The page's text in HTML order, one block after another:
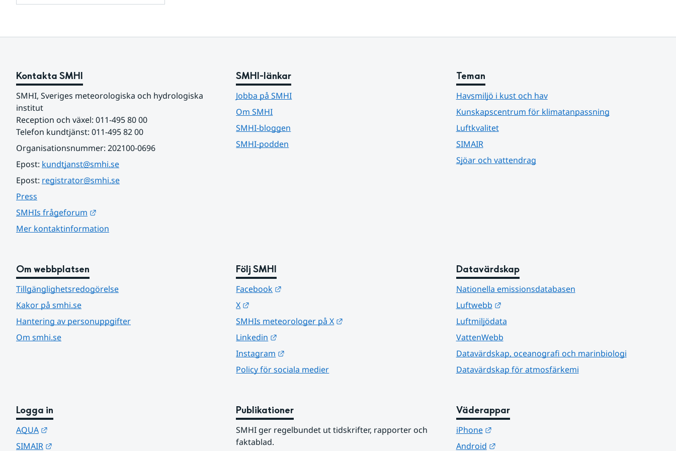
och
för
Kontakta SMHI
SMHI, Sveriges meteorologiska och hydrologiska
institut
Reception och växel: 011-495 80 00
Telefon kundtjänst: 011-495 82 00
Organisationsnummer: 202100-0696
Epost: kundtjanst@smhi.se
Epost: registrator@smhi.se
Press
SMHIs frågeforum
Mer kontaktinformation
SMHI-länkar
Jobba på SMHI
Om SMHI
SMHI-bloggen
SMHI-podden
Teman
Havsmiljö i kust och hav
Kunskapscentrum för klimatanpassning
Luftkvalitet
SIMAIR
Sjöar och vattendrag
Om webbplatsen
Tillgänglighetsredogörelse
Kakor på smhi.se
Hantering av personuppgifter
Om smhi.se
Följ SMHI
Facebook
X
SMHIs meteorologer på X
Linkedin
Instagram
Policy för sociala medier
Datavärdskap
Nationella emissionsdatabasen
Luftwebb
Länk till annan webbplats.
Luftmiljödata
VattenWebb
Datavärdskap, oceanografi och marinbiologi
Datavärdskap för atmosfärkemi
Logga in
AQUA
SIMAIR
Publikationer
SMHI ger regelbundet ut tidskrifter, rapporter och
faktablad.
Väderappar
iPhone
Länk till annan webbplats.
Android
Länk till annan webbplats.